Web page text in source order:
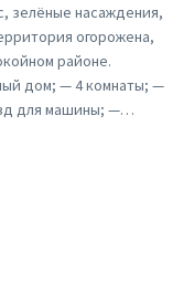
зелёные насаждения,
огорожена,
районе.
дом; — 4 комнаты; —
для машины; —…